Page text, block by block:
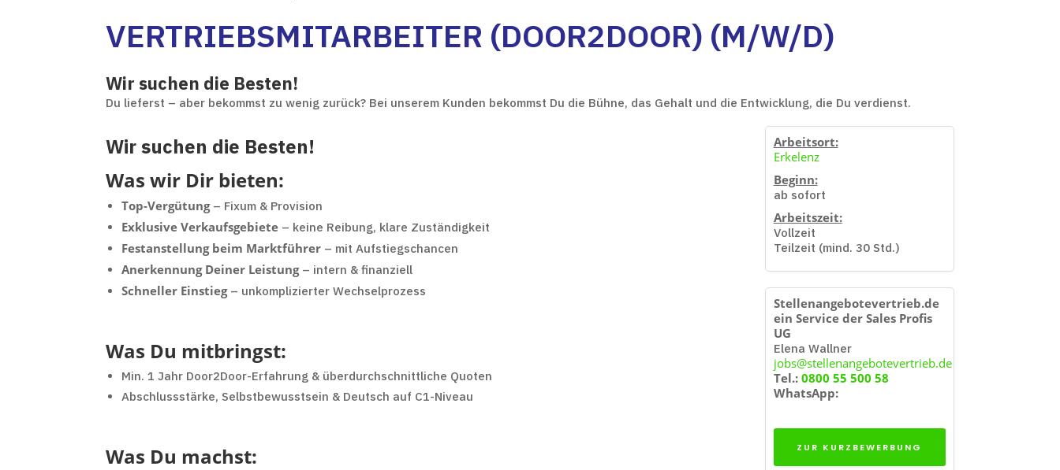
VERTRIEBSMITARBEITER (DOOR2DOOR) (M/W/D)
Wir suchen die Besten!
Du lieferst – aber bekommst zu wenig zurück? Bei unserem Kunden bekommst Du die Bühne, das Gehalt und die Entwicklung, die Du verdienst.
Wir suchen die Besten!
Was wir Dir bieten:
Top-Vergütung– Fixum & Provision
Exklusive Verkaufsgebiete – keine Reibung, klare Zuständigkeit
Festanstellung beim Marktführer – mit Aufstiegschancen
Anerkennung Deiner Leistung– intern & finanziell
Schneller Einstieg– unkomplizierter Wechselprozess
Was Du mitbringst:
Min. 1 Jahr Door2Door-Erfahrung & überdurchschnittliche Quoten
Abschlussstärke, Selbstbewusstsein & Deutsch auf C1-Niveau
Was Du machst:
Arbeitsort:
Erkelenz
Beginn:
ab sofort
Arbeitszeit:
Vollzeit
Teilzeit (mind. 30 Std.)
Stellenangebotevertrieb.de
ein Service der Sales Profis
UG
Elena Wallner
jobs@stellenangebotevertrieb.de
Tel.: 0800 55 500 58
WhatsApp:
ZUR KURZBEWERBUNG